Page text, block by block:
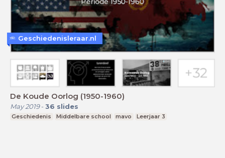
De Koude Oorlog (1950-1960)
May 2019- 36 slides
Geschiedenis Middelbare school mavo Leerjaar 3
Geschiedenisleraar.nl